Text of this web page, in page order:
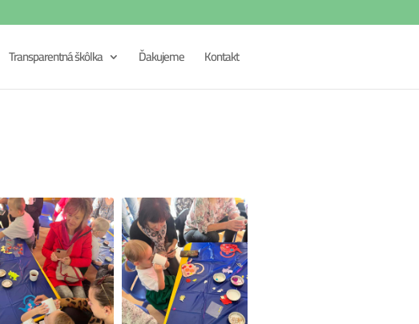
Transparentná škôlka Ďakujeme Kontakt